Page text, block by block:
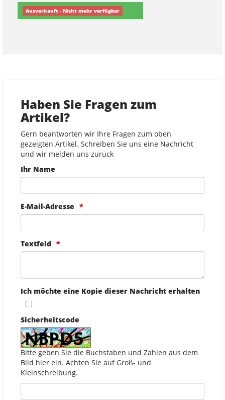
Ausverkauft - Nicht mehr verfügbar
Haben Sie Fragen zum
Artikel?
Gern beantworten wir Ihre Fragen zum oben
gezeigten Artikel. Schreiben Sie uns eine Nachricht
und wir melden uns zurück
Ihr Name
E-Mail-Adresse
Textfeld
Ich möchte eine Kopie dieser Nachricht erhalten
Sicherheitscode
Bitte geben Sie die Buchstaben und Zahlen aus dem
Bild hier ein. Achten Sie auf Groß- und
Kleinschreibung.